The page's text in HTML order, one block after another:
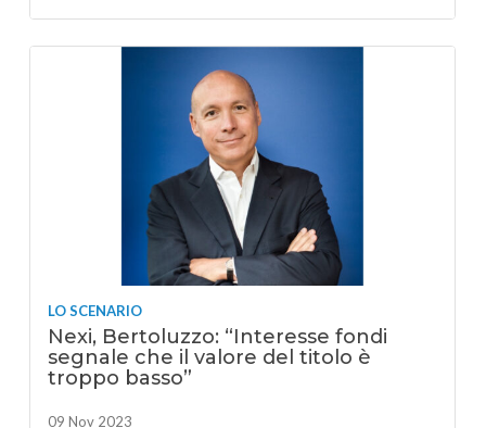
LO SCENARIO
Nexi, Bertoluzzo: “Interesse fondi
segnale che il valore del titolo è
troppo basso”
09 Nov 2023